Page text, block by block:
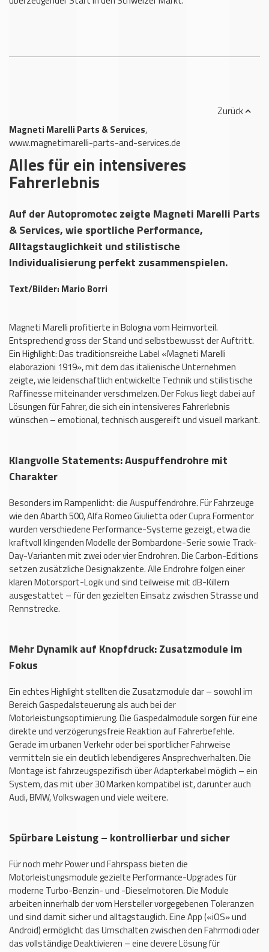
Magneti Marelli Parts & Services,
www.magnetimarelli-parts-and-services.de
Zurück
Alles für ein intensiveres
Fahrerlebnis
Auf der Autopromotec zeigte Magneti Marelli Parts
& Services, wie sportliche Performance,
Alltagstauglichkeit und stilistische
Individualisierung perfekt zusammenspielen.
Text/Bilder: Mario Borri
Magneti Marelli profitierte in Bologna vom Heimvorteil.
Entsprechend gross der Stand und selbstbewusst der Auftritt.
Ein Highlight: Das traditionsreiche Label «Magneti Marelli
elaborazioni 1919», mit dem das italienische Unternehmen
zeigte, wie leidenschaftlich ent­wickelte Technik und stilistische
Raffinesse miteinander verschmelzen. Der Fokus liegt dabei auf
Lösungen für Fahrer, die sich ein intensiveres Fahrerlebnis
wünschen – emotional, technisch ausgereift und visuell markant.
Klangvolle Statements: Auspuffendrohre mit
Charakter
Besonders im Rampenlicht: die Auspuffendrohre. Für Fahrzeuge
wie den Abarth 500, Alfa Romeo Giulietta oder Cupra Formentor
wurden verschiedene Performance-Systeme gezeigt, etwa die
kraftvoll klingenden Modelle der Bombardone-Serie sowie Track-
Day-Varianten mit zwei oder vier Endrohren. Die Carbon-Editions
setzen zusätzliche Designakzente. Alle Endrohre folgen einer
klaren Motorsport-Logik und sind teilweise mit dB-Killern
ausgestattet – für den gezielten Einsatz zwischen Strasse und
Rennstrecke.
Mehr Dynamik auf Knopfdruck: Zusatzmodule im
Fokus
Ein echtes Highlight stellten die Zusatzmodule dar – sowohl im
Bereich Gaspedalsteuerung als auch bei der
Motorleistungsoptimierung. Die Gaspedalmodule sorgen für eine
direkte und verzögerungsfreie Reaktion auf Fahrerbefehle.
Gerade im urbanen Verkehr oder bei sportlicher Fahrweise
vermitteln sie ein deutlich lebendigeres Ansprechverhalten. Die
Montage ist fahrzeugspezifisch über Adapterkabel möglich – ein
System, das mit über 30 Marken kompatibel ist, darunter auch
Audi, BMW, Volkswagen und viele weitere.
Spürbare Leistung – kontrollierbar und sicher
Für noch mehr Power und Fahrspass bieten die
Motorleistungsmodule gezielte Performance-Upgrades für
moderne Turbo-Benzin- und -Dieselmotoren. Die Module
arbeiten innerhalb der vom Hersteller vorgegebenen Toleranzen
und sind damit sicher und alltagstauglich. Eine App («iOS» und
Android) ermöglicht das Umschalten zwischen den Fahrmodi oder
das vollständige Deaktivieren – eine clevere Lösung für